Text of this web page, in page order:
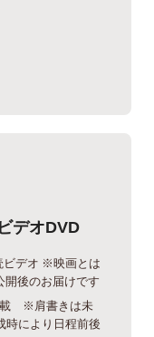
デオDVD
ビデオ ※映画とは
開後のお届けです
載 ※肩書きは未
時により日程前後